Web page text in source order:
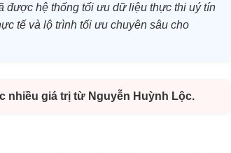
được hệ thống tối ưu dữ liệu thực thi uý tín
tế và lộ trình tối ưu chuyên sâu cho
nhiều giá trị từ Nguyễn Huỳnh Lộc.